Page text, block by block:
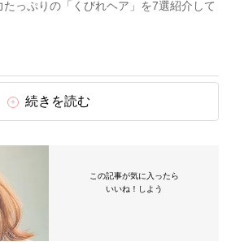
っぷりの「くびれヘア」を7選紹介して
続きを読む
この記事が気に入ったら
いいね！しよう